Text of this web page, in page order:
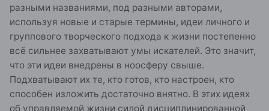
разными названиями, под разными авторами,
используя новые и старые термины, идеи личного и
группового творческого подхода к жизни постепенно
всё сильнее захватывают умы искателей. Это значит,
что эти идеи внедрены в ноосферу свыше.
Подхватывают их те, кто готов, кто настроен, кто
способен изложить достаточно внятно. В этих идеях
об управляемой жизни силой дисциплинированной